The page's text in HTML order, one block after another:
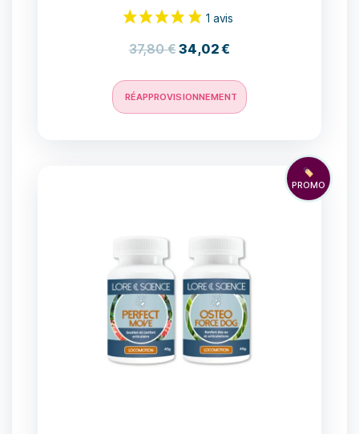
37,80€34,02€
RÉAPPROVISIONNEMENT
🏷️
PROMO